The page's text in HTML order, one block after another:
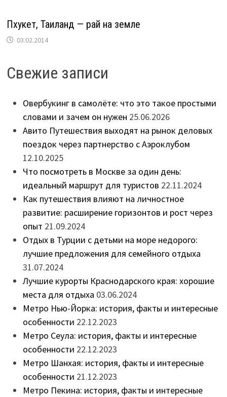
Пхукет, Таиланд — рай на земле
03.02.2014
Свежие записи
Овербукинг в самолёте: что это такое простыми
словами и зачем он нужен 25.06.2026
Авито Путешествия выходят на рынок деловых
поездок через партнерство с Аэроклубом
12.10.2025
Что посмотреть в Москве за один день:
идеальный маршрут для туристов 22.11.2024
Как путешествия влияют на личностное
развитие: расширение горизонтов и рост через
опыт 21.09.2024
Отдых в Турции с детьми на море недорого:
лучшие предложения для семейного отдыха
31.07.2024
Лучшие курорты Краснодарского края: хорошие
места для отдыха 03.06.2024
Метро Нью-Йорка: история, факты и интересные
особенности 22.12.2023
Метро Сеула: история, факты и интересные
особенности 22.12.2023
Метро Шанхая: история, факты и интересные
особенности 21.12.2023
Метро Пекина: история, факты и интересные